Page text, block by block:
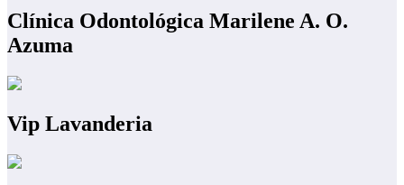
Clínica Odontológica Marilene A. O.
Azuma
Vip Lavanderia